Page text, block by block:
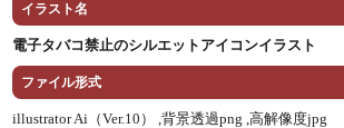
イラスト名
電子タバコ禁止のシルエットアイコンイラスト
ファイル形式
illustrator Ai（Ver.10） ,背景透過png ,高解像度jpg